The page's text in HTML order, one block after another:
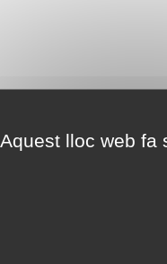
Aquest lloc web fa